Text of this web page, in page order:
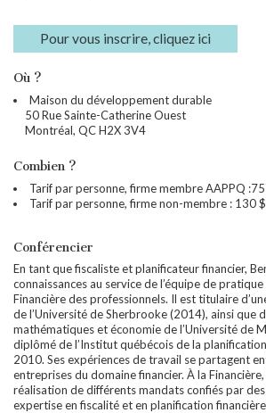
Pour vous inscrire, cliquez ici
Où ?
Maison du développement durable
50 Rue Sainte-Catherine Ouest
Montréal, QC H2X 3V4
Combien ?
Tarif par personne, firme membre AAPPQ
Tarif par personne, firme non-membre : 130 $
Conférencier
En tant que fiscaliste et planificateur financier,
connaissances au service de l’équipe de
Financière des professionnels. Il est titulaire
de l’Université de Sherbrooke (2014), ainsi que
mathématiques et économie de l’Université de
diplômé de l’Institut québécois de la
2010. Ses expériences de travail se partagent
entreprises du domaine financier. À la
réalisation de différents mandats confiés par
expertise en fiscalité et en planification